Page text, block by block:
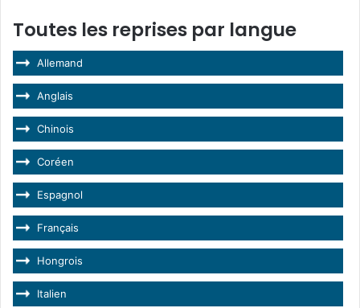
Toutes les reprises par langue
Allemand
Anglais
Chinois
Coréen
Espagnol
Français
Hongrois
Italien